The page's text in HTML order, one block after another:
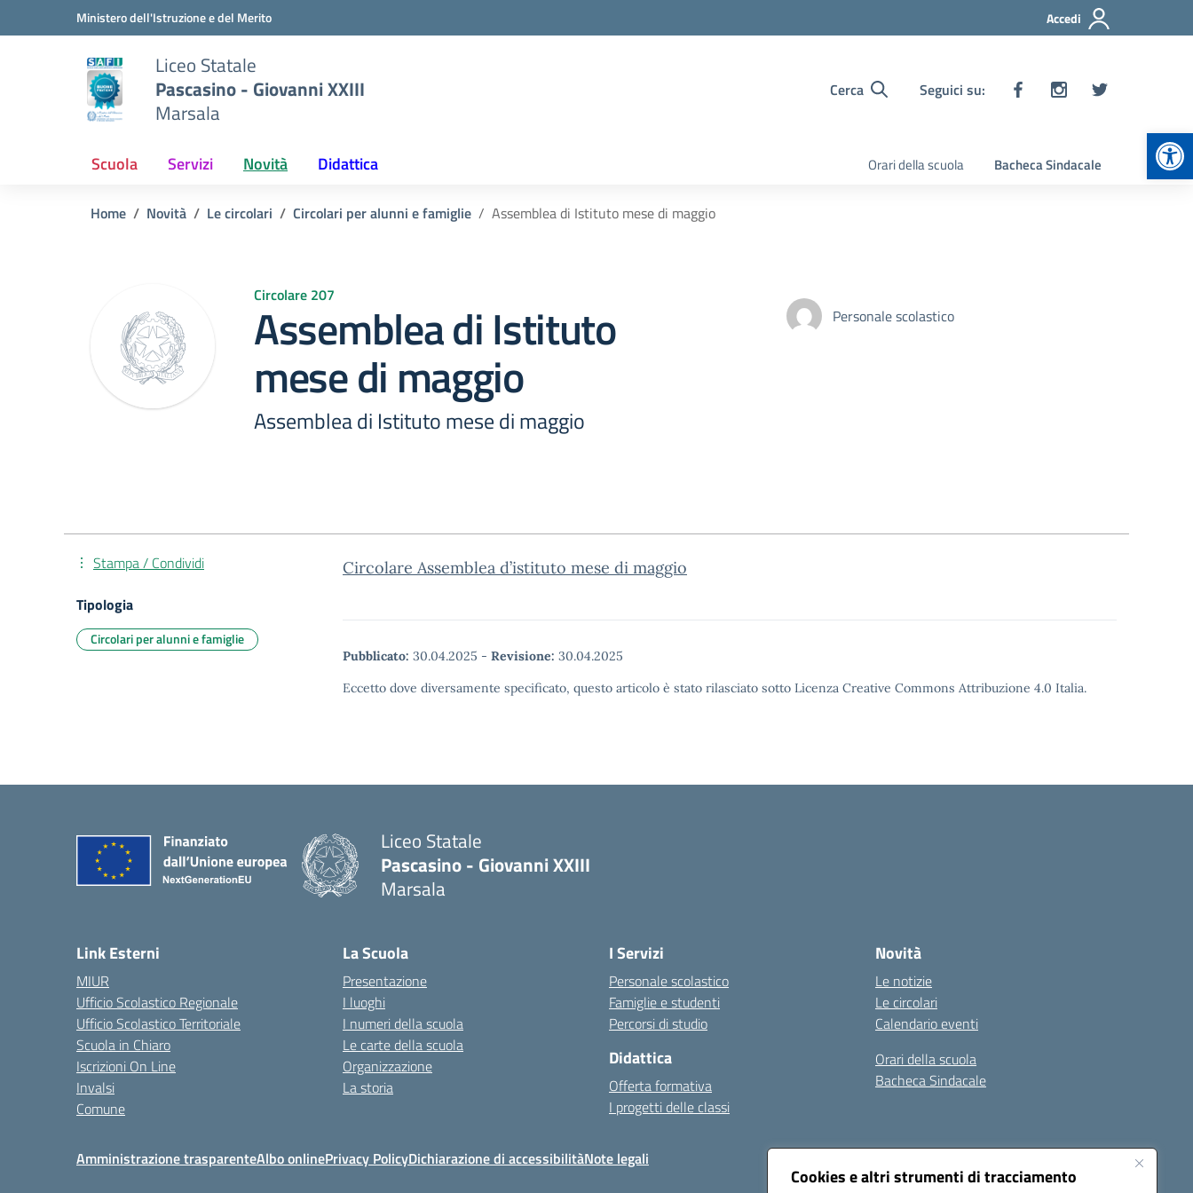
Cookies e altri strumenti di tracciamento
Vai ai contenuti
Vai al menu di navigazioneMinistero dell'Istruzione e del Merito Accedi
Liceo Statale
Pascasino - Giovanni XXIII
Marsala
Cerca Seguici su:
Scuola Servizi Novità Didattica Orari della scuola Bacheca Sindacale
Home Novità Le circolari Circolari per alunni e famiglie Assemblea di Istituto mese di maggio
Circolare 207
Assemblea di Istituto
mese di maggio
Assemblea di Istituto mese di maggio
Personale scolastico
Circolare Assemblea d’istituto mese di maggio
Pubblicato: 30.04.2025 - Revisione: 30.04.2025
Eccetto dove diversamente specificato, questo articolo è stato rilasciato sotto Licenza Creative Commons Attribuzione 4.0 Italia.
Stampa / Condividi
Tipologia
Circolari per alunni e famiglie
Liceo Statale
Pascasino - Giovanni XXIII
Marsala
Link Esterni
MIUR
Ufficio Scolastico Regionale
Ufficio Scolastico Territoriale
Scuola in Chiaro
Iscrizioni On Line
Invalsi
Comune
La Scuola
Presentazione
I luoghi
I numeri della scuola
Le carte della scuola
Organizzazione
La storia
I Servizi
Personale scolastico
Famiglie e studenti
Percorsi di studio
Didattica
Offerta formativa
I progetti delle classi
Novità
Le notizie
Le circolari
Calendario eventi
Orari della scuola
Bacheca Sindacale
Amministrazione trasparenteAlbo onlinePrivacy PolicyDichiarazione di accessibilitàNote legali Seguici su: